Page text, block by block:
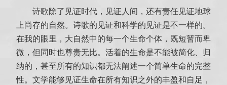
诗歌除了见证时代，见证人间，还有责任见证地球
上尚存的自然。诗歌的见证和科学的见证是不一样的。
在我的眼里，大自然中的每一个生命个体，既短暂而卑
微，但同时也尊贵无比。活着的生命是不能被简化、归
纳的，甚至所有的知识都无法阐述一个简单生命的完整
性。文学能够见证生命在所有知识之外的丰盈和自足，